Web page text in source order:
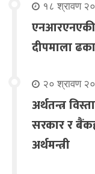
१८ श्रावण
दीपमाला
२० श्रावण
अर्थतन्त्र
सरकार र
अर्थमन्त्री